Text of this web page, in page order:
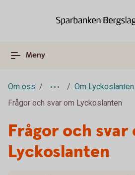
Meny
Om oss
Om Lyckoslanten
Frågor och svar om Lyckoslanten
Frågor och svar
Lyckoslanten